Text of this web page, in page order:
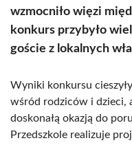
wzmocniło więzi
konkurs przybyło
goście z lokalnych
Wyniki konkursu
wśród rodziców i dzieci,
doskonałą okazją do
Przedszkole realizuje